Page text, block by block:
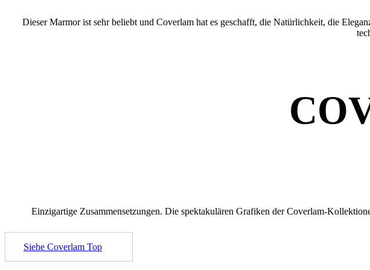
Dieser Marmor ist sehr beliebt und Coverlam hat es geschafft, die Natürlichkeit, die
Einzigartige Zusammensetzungen. Die spektakulären Grafiken der Coverlam-
Siehe Coverlam Top